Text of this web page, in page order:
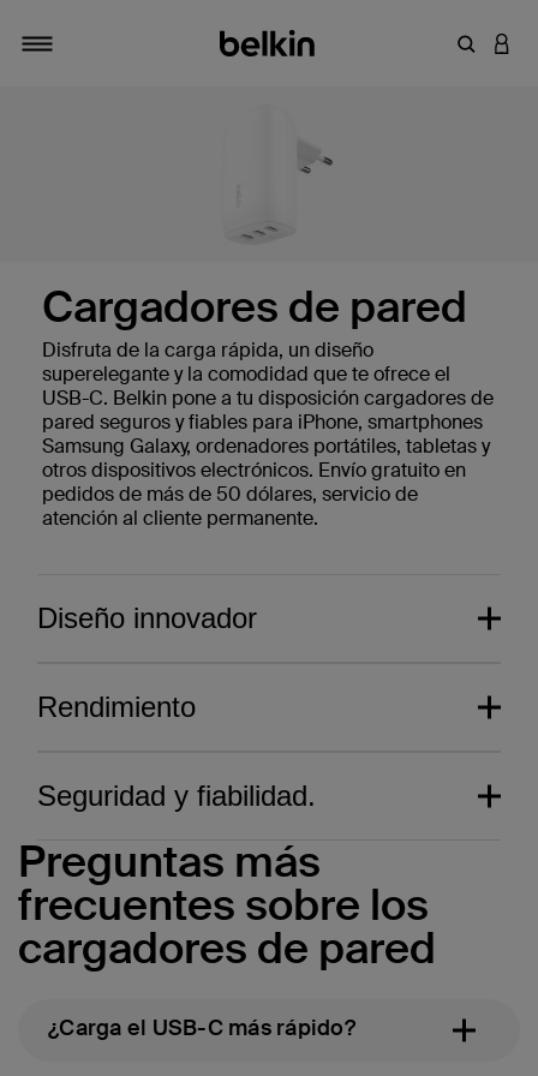
Cargadores de pared
Disfruta de la carga rápida, un diseño
superelegante y la comodidad que te ofrece el
USB-C. Belkin pone a tu disposición cargadores de
pared seguros y fiables para iPhone, smartphones
Samsung Galaxy, ordenadores portátiles, tabletas y
otros dispositivos electrónicos. Envío gratuito en
pedidos de más de 50 dólares, servicio de
atención al cliente permanente.
Diseño innovador
Rendimiento
Seguridad y fiabilidad.
Preguntas más
frecuentes sobre los
cargadores de pared
¿Carga el USB-C más rápido?